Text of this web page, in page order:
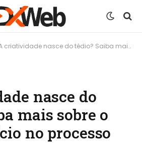
criatividade nasce do tédio? Saiba mais sobre o papel do ócio no processo criativo
nasce do
mais sobre o
no processo